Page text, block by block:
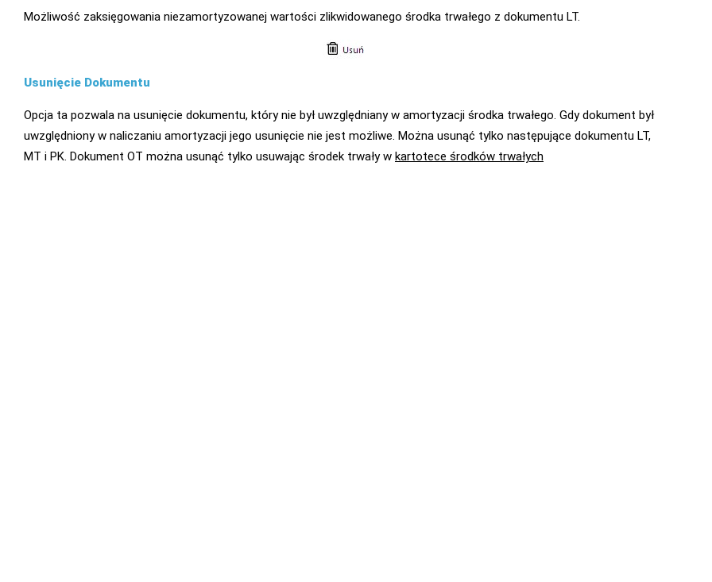
Możliwość zaksięgowania niezamortyzowanej wartości zlikwidowanego środka trwałego z dokumentu LT.
Usunięcie Dokumentu
Opcja ta pozwala na usunięcie dokumentu, który nie był uwzględniany w amortyzacji środka trwałego. Gdy dokument był
uwzględniony w naliczaniu amortyzacji jego usunięcie nie jest możliwe. Można usunąć tylko następujące dokumentu LT,
MT i PK. Dokument OT można usunąć tylko usuwając środek trwały w kartotece środków trwałych